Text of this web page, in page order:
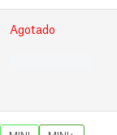
Agotado